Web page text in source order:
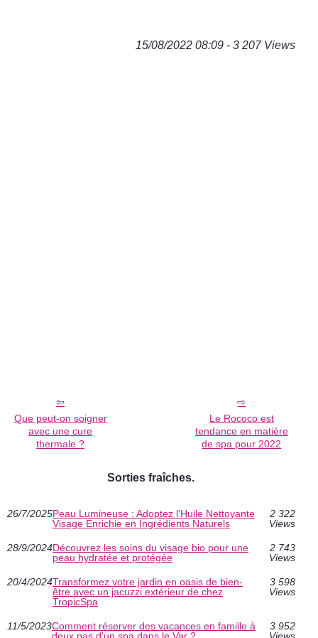
15/08/2022 08:09 - 3 207 Views
Que peut-on soigner
avec une cure
thermale ?
Le Rococo est
tendance en matière
de spa pour 2022
Sorties fraîches.
26/7/2025Peau Lumineuse : Adoptez l'Huile Nettoyante
Visage Enrichie en Ingrédients Naturels
2 322
Views
28/9/2024Découvrez les soins du visage bio pour une
peau hydratée et protégée
2 743
Views
20/4/2024Transformez votre jardin en oasis de bien-
être avec un jacuzzi extérieur de chez
TropicSpa
3 598
Views
11/5/2023Comment réserver des vacances en famille à
deux pas d'un spa dans le Var ?
3 952
Views